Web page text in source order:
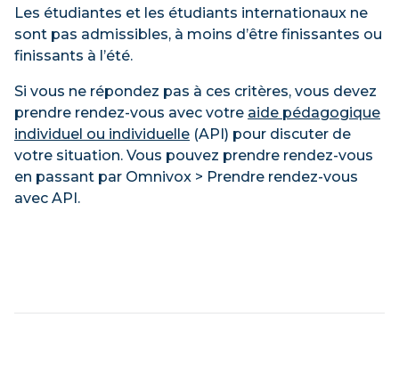
Les étudiantes et les étudiants internationaux ne
sont pas admissibles, à moins d’être finissantes ou
finissants à l’été.
Si vous ne répondez pas à ces critères, vous devez
prendre rendez-vous avec votre aide pédagogique
individuel ou individuelle (API) pour discuter de
votre situation. Vous pouvez prendre rendez-vous
en passant par Omnivox > Prendre rendez-vous
avec API.